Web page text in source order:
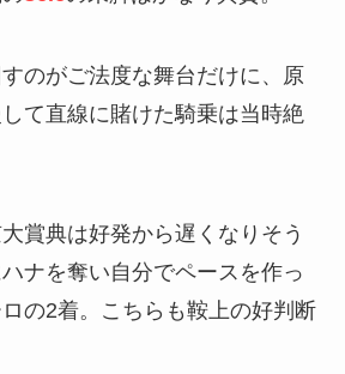
のがご法度な舞台だけに、原
て直線に賭けた騎乗は当時絶
賞典は好発から遅くなりそう
ナを奪い自分でペースを作っ
の2着。こちらも鞍上の好判断